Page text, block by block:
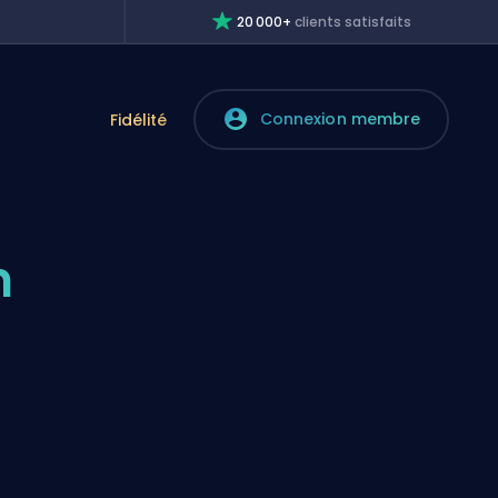
20 000+clients satisfaits
Fidélité Connexion membre